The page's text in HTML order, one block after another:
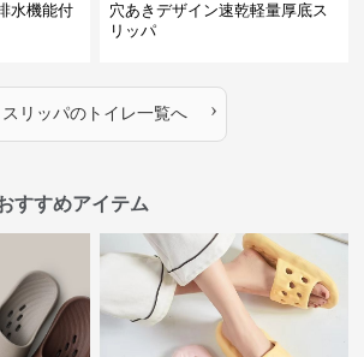
水機能付
穴あきデザイン速乾軽量厚底ス
リッパ
スリッパのトイレ一覧へ ›
すすめアイテム